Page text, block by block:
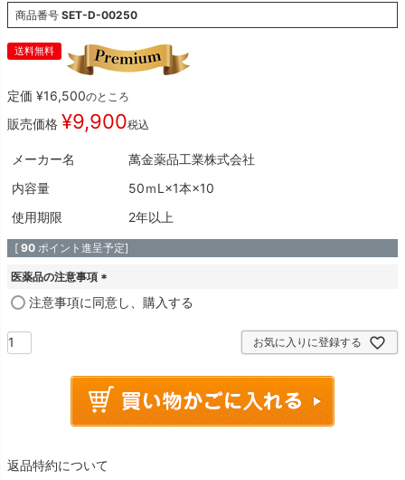
商品番号 SET-D-00250
送料無料
定価 ¥16,500のところ
販売価格 ¥9,900税込
メーカー名
萬金薬品工業株式会社
内容量
50ｍL×1本×10
使用期限
2年以上
[ 90 ポイント進呈予定]
医薬品の注意事項
(
注意事項に同意し、購入する
お気に入りに登録する
返品特約について